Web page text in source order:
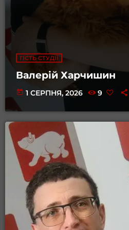
ГІСТЬ СТУДІЇ
Валерій Харчишин
today 1 СЕРПНЯ, 2026 9